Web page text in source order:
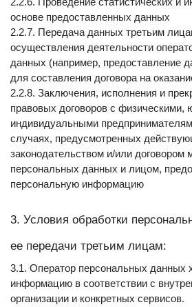
основе предоставленных данных
2.2.7. Передача данных третьим
осуществления деятельности
данных (например, предоставление
для составления договора на
2.2.8. Заключения, исполнения и
правовых договоров с физическими,
индивидуальными
случаях, предусмотренных
законодательством и/или договором
персональных данных и лицом,
персональную информацию
3. Условия обработки
ее передачи третьим лицам:
3.1. Оператор персональных данных
информацию в соответствии с
организации и конкретных сервисов.